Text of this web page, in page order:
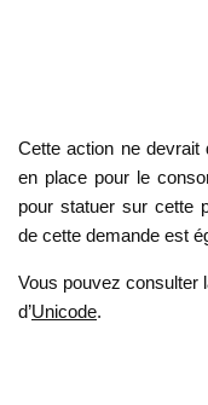
Cette action ne
en place pour le
pour statuer sur cette
de cette demande est
Vous pouvez consulter
d’Unicode.